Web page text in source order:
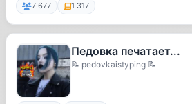
7 677 1 317
Педовка печатает...
📝 pedovkaistyping 📝